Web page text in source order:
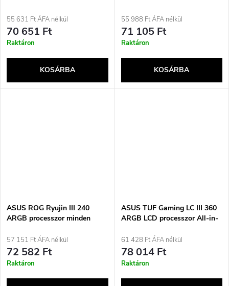
55 631 Ft ÁFA nélkül
70 651 Ft
Raktáron
KOSÁRBA
folyadékhűtő 12 cm Fehér
55 988 Ft ÁFA nélkül
71 105 Ft
Raktáron
KOSÁRBA
ASUS ROG Ryujin III 240
ARGB processzor minden
fekete 1 db
57 151 Ft ÁFA nélkül
72 582 Ft
Raktáron
ASUS TUF Gaming LC III 360
ARGB LCD processzor All-in-
1 darab
61 428 Ft ÁFA nélkül
78 014 Ft
Raktáron